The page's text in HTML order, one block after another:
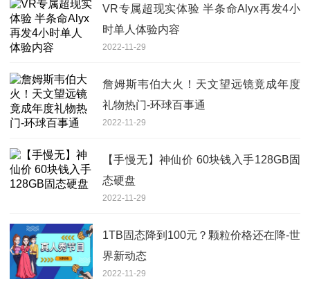
VR专属超现实体验 半条命Alyx再发4小
时单人体验内容
2022-11-29
詹姆斯韦伯大火！天文望远镜竟成年度
礼物热门-环球百事通
2022-11-29
【手慢无】神仙价 60块钱入手128GB固
态硬盘
2022-11-29
1TB固态降到100元？颗粒价格还在降-世
界新动态
2022-11-29